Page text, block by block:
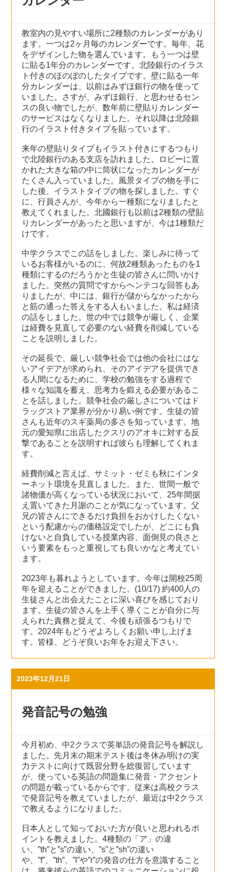
教室内の見やすい場所に2種類のカレンダーがあり
ます。一つは2ヶ月毎のカレンダーです。毎年、花
をデザインした物を選んでいます。もう一つは壁
に貼る1年分のカレンダーです。北陸銀行のイラス
ト付きのほのぼのしたタイプです。壁に貼る一年
分カレンダーは、以前はみずほ銀行の物を使って
いました。さすが、みずほ銀行、と思わせるセン
スの良い物でしたが、数年前に壁貼りカレンダー
のサービスはなくなりました。それ以降は北陸銀
行のイラスト付きタイプを貼っています。
来年の壁貼りタイプもイラスト付きにするつもり
で北陸銀行のある支店を訪れました。ロビーに置
かれた大きな箱の中に筒状になったカレンダーが
たくさん入っていました。風景タイプの物を手に
した後、イラストタイプの物を探しました。すぐ
に、行員さんが、今年から一種類になりましたと
教えてくれました。北國銀行も以前は2種類の壁貼
りカレンダーがあったと思いますが、今は1種類だ
けです。
中学クラスでこの話をしました。楽しみに待って
いるお客様がいるのに、何故2種類あったものを1
種類にするのだろうかと生徒の皆さんに問いかけ
ました。突然の質問ですからヘンテコな回答もあ
りましたが、中には、銀行が儲からなかったから
と筋の通った答えをする人もいました。私は経済
の話をしました。世の中では競争が厳しく、企業
は経費を見直して必要のない経費を削減している
ことを説明しました。
その延長で、厳しい競争社会では他の会社にはな
いアイデアが求められ、そのアイデアを提供でき
る人間になるために、学校の勉強をする過程で
様々な知識を蓄え、思考力を鍛える必要があるこ
とを話しました。競争社会の厳しさについてはド
ラッグストア業界が分かり易い例です。生徒の皆
さんも近年のスギ薬局の多さを知っています。地
元の愛知県に出店したクスリのアオキに対する反
撃であることを説明すれば彼らも理解してくれま
す。
経費削減と言えば、サミット・ゼミも秋にインタ
ーネット環境を見直しました。また、世間一般で
諸物価が高くなっている状況において、25年間据
え置いてきた月謝のことが気になっています。父
兄の皆さんにできるだけ負担をおかけしたくない
という配慮からの価格設定でしたが、どこにも負
けないと自負している授業内容、面倒見の良さと
いう要素をもっと重視しても良いかなと考えてい
ます。
2023年も暮れようとしています。今年は開校25周
年を迎えることができました。(10/17) 約400人の
生徒さんと出会えたことに深い喜びを感じており
ます。生徒の皆さんを上手く導くことが自分に与
えられた責務と捉えて、今後も頑張るつもりで
す。2024年もどうぞよろしくお願い申し上げま
す。皆様、どうぞ良いお年をお迎え下さい。
2023年12月21日
発音記号の勉強
今月初め、中2クラスで英単語の発音記号を解説し
ました。先月末の期末テスト後は冬休み明けの実
力テストに向けて既習分野を総復習しています
が、使っている英語の問題集に発音・アクセント
の問題が載っているからです。従来は高校クラス
で発音記号を教えていましたが、最近は中2クラス
で教えるようになりました。
日本人として知っておいた方が良いと思われるポ
イントを教えました。4種類の「ア」の違
い、”th”と”s”の違い、”s”と”sh”の違い
や、”f”、”th”、”l”や”r”の発音の仕方を意識すること